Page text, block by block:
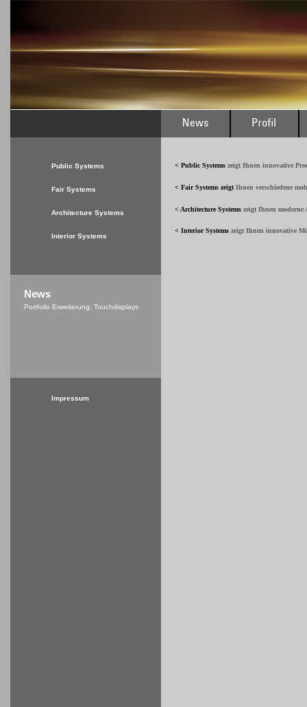
< Public Systems zeigt Ihnen innovative
< Fair Systems zeigt Ihnen verschiedene
< Architecture Systems zeigt Ihnen
< Interior Systems zeigt Ihnen innovative
Public Systems
Fair Systems
Architecture Systems
Interior Systems
News
Portfolio Erweiterung: Touchdisplays
Impressum